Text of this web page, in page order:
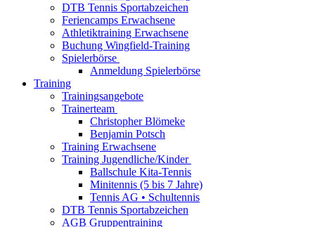
DTB Tennis Sportabzeichen
Feriencamps Erwachsene
Athletiktraining Erwachsene
Buchung Wingfield-Training
Spielerbörse
Anmeldung Spielerbörse
Training
Trainingsangebote
Trainerteam
Christopher Blömeke
Benjamin Potsch
Training Erwachsene
Training Jugendliche/Kinder
Ballschule Kita-Tennis
Minitennis (5 bis 7 Jahre)
Tennis AG • Schultennis
DTB Tennis Sportabzeichen
AGB Gruppentraining